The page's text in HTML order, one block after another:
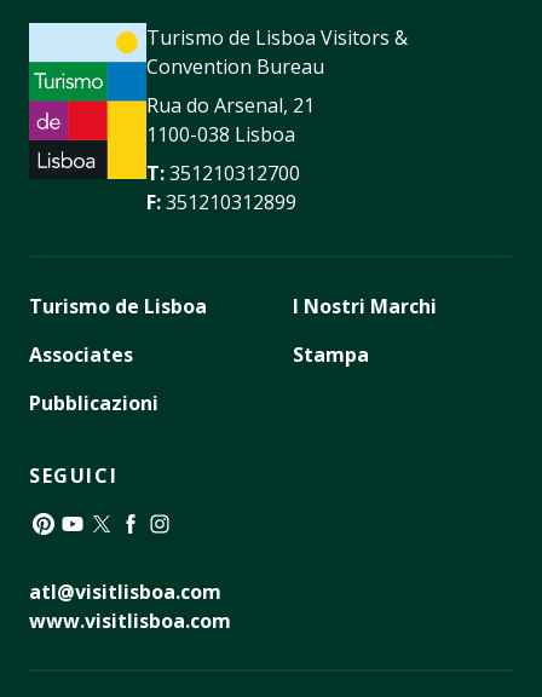
Turismo de Lisboa Visitors &
Convention Bureau
Rua do Arsenal, 21
1100-038 Lisboa
T:351210312700
F:351210312899
Turismo de Lisboa
Associates
Pubblicazioni
I Nostri Marchi
Stampa
SEGUICI
atl@visitlisboa.com
www.visitlisboa.com